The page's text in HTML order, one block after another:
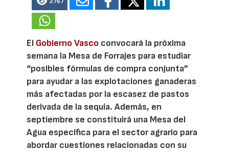
El Gobierno Vasco convocará la próxima
semana la Mesa de Forrajes para estudiar
“posibles fórmulas de compra conjunta”
para ayudar a las explotaciones ganaderas
más afectadas por la escasez de pastos
derivada de la sequía. Además, en
septiembre se constituirá una Mesa del
Agua específica para el sector agrario para
abordar cuestiones relacionadas con su